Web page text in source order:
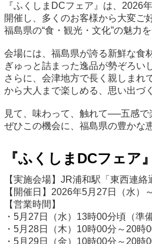
『ふくしまDCフェア』は、2026
開催し、多くのお客様から大変ご
福島県の“食・観光・文化”の魅力
会場には、福島県が誇る新鮮な食
ぎゅっと詰まった逸品が勢ぞろい
さらに、会津地方で長く親しまれ
から大人まで楽しめる、思い出づ
見て、味わって、触れて──五感で
ぜひこの機会に、福島県の豊かな
『ふくしまDCフェア
【実施会場】JR浦和駅「東西連絡
【開催日】2026年5月27日（水）
【営業時間】
・5月27日（水）13時00分頃（準
・5月28日（木）10時00分～20時
・5月29日（金）10時00分～20時